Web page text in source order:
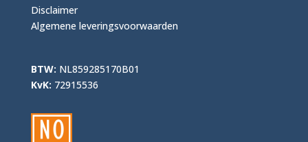
Disclaimer
Algemene leveringsvoorwaarden
BTW: NL859285170B01
KvK: 72915536